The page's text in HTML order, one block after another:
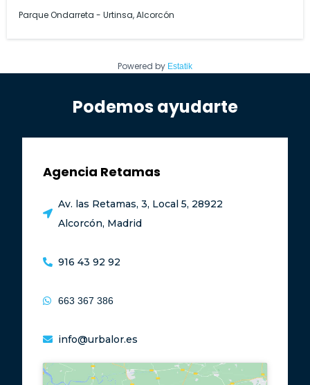
Parque Ondarreta - Urtinsa, Alcorcón
Powered by Estatik
Podemos ayudarte
Agencia Retamas
Av. las Retamas, 3, Local 5, 28922
Alcorcón, Madrid
916 43 92 92
663 367 386
info@urbalor.es